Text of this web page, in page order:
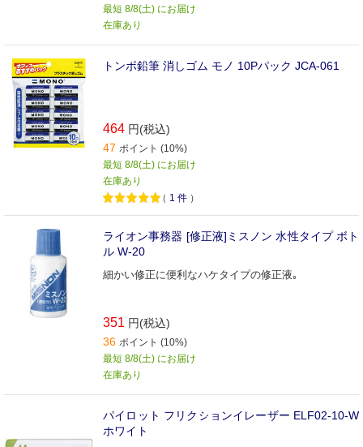
最短 8/8(土) にお届け
在庫あり
トンボ鉛筆 消しゴム モノ 10Pパック JCA-061
464 円(税込)
47 ポイント (10%)
最短 8/8(土) にお届け
在庫あり
（ 1 件 ）
ライオン事務器 [修正液]ミスノン 水性タイプ ボト
ル W-20
細かい修正に便利なハケタイプの修正液｡
351 円(税込)
36 ポイント (10%)
最短 8/8(土) にお届け
在庫あり
パイロット フリクションイレーザー ELF02-10-W
ホワイト